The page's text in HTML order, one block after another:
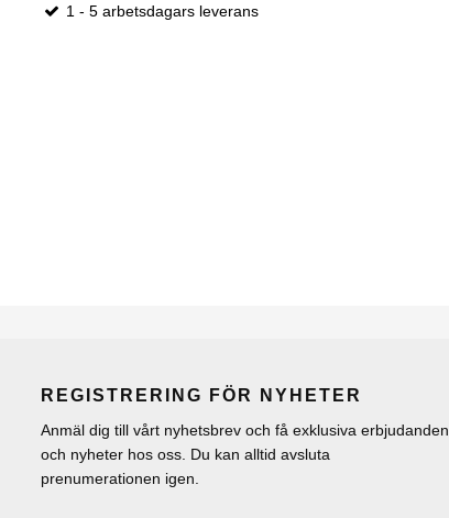
1 - 5 arbetsdagars leverans
REGISTRERING FÖR NYHETER
Anmäl dig till vårt nyhetsbrev och få exklusiva erbjudanden
och nyheter hos oss. Du kan alltid avsluta
prenumerationen igen.